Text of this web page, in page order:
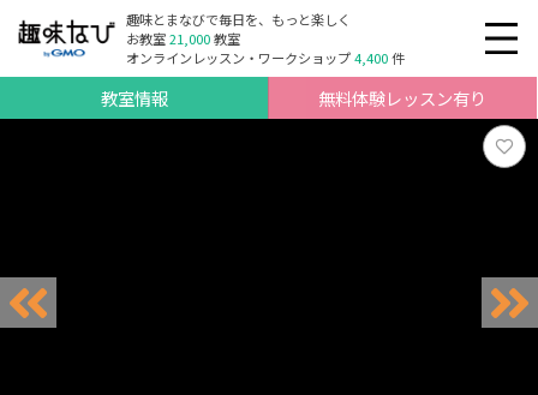
趣味とまなびで毎日を、もっと楽しく
お教室21,000教室
オンラインレッスン・ワークショップ4,400件
教室情報 無料体験レッスン有り